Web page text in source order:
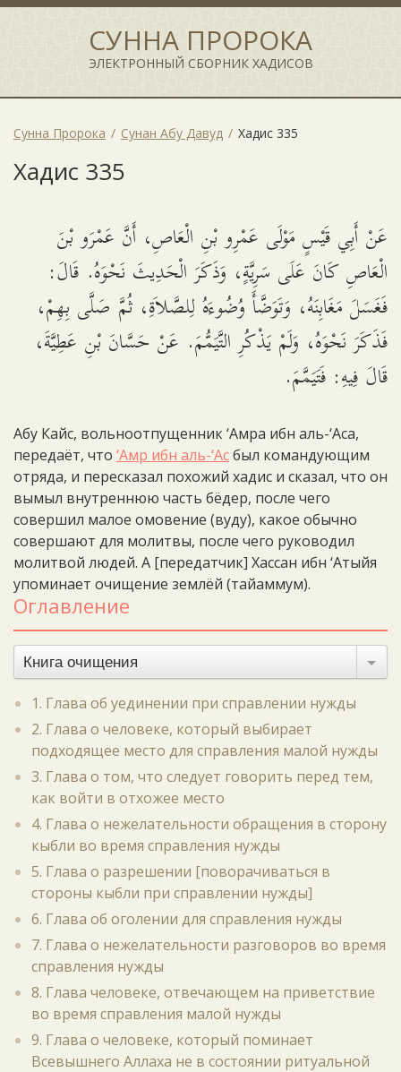
СУННА ПРОРОКА
ЭЛЕКТРОННЫЙ СБОРНИК ХАДИСОВ
Сунна Пророка Сунан Абу Давуд Хадис 335
Хадис 335
عَنْ أَبِي قَيْسٍ مَوْلَى عَمْرِو بْنِ الْعَاصِ، أَنَّ عَمْرَو بْنَ
الْعَاصِ كَانَ عَلَى سَرِيَّةٍ، وَذَكَرَ الْحَدِيثَ نَحْوَهُ. قَالَ:
فَغَسَلَ مَغَابِنَهُ، وَتَوَضَّأَ وُضُوءَهُ لِلصَّلاَةِ، ثُمَّ صَلَّى بِهِمْ،
فَذَكَرَ نَحْوَهُ، وَلَمْ يَذْكُرِ التَّيَمُّمَ. عَنْ حَسَّانَ بْنِ عَطِيَّةَ،
قَالَ فِيهِ: فَتَيَمَّمَ.
Абу Кайс, вольноотпущенник ‘Амра ибн аль-‘Аса,
передаёт, что ‘Амр ибн аль-‘Асбыл командующим
отряда, и пересказал похожий хадис и сказал, что он
вымыл внутреннюю часть бёдер, после чего
совершил малое омовение (вуду), какое обычно
совершают для молитвы, после чего руководил
молитвой людей. А [передатчик] Хассан ибн ‘Атыйя
упоминает очищение землёй (тайаммум).
Оглавление
Книга очищения
1. Глава об уединении при справлении нужды
2. Глава о человеке, который выбирает
подходящее место для справления малой нужды
3. Глава о том, что следует говорить перед тем,
как войти в отхожее место
4. Глава о нежелательности обращения в сторону
кыбли во время справления нужды
5. Глава о разрешении [поворачиваться в
стороны кыбли при справлении нужды]
6. Глава об оголении для справления нужды
7. Глава о нежелательности разговоров во время
справления нужды
8. Глава человеке, отвечающем на приветствие
во время справления малой нужды
9. Глава о человеке, который поминает
Всевышнего Аллаха не в состоянии ритуальной